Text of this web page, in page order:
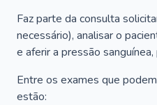
Faz parte da consulta
necessário), analisar o
e aferir a pressão
Entre os exames que
estão: